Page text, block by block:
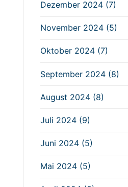
Dezember 2024 (7)
November 2024 (5)
Oktober 2024 (7)
September 2024 (8)
August 2024 (8)
Juli 2024 (9)
Juni 2024 (5)
Mai 2024 (5)